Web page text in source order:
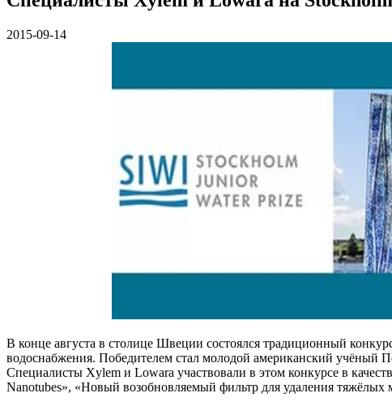
2015-09-14
В конце августа в столице Швеции состоялся традиционный
водоснабжения. Победителем стал молодой американский учёный
Специалисты Xylem и Lowara участвовали в этом конкурсе в
Nanotubes», «Новый возобновляемый фильтр для удаления тяжёлых